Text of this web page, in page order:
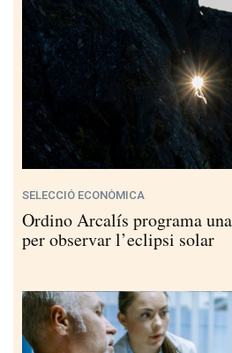
SELECCIÓ ECONÒMICA
Ordino Arcalís programa
per observar l’eclipsi solar